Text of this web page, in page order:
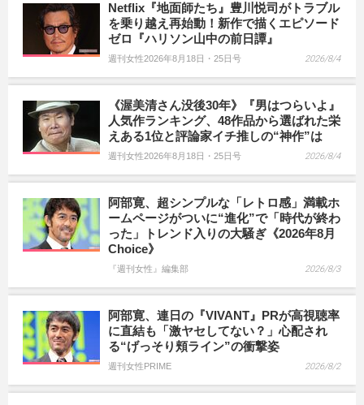
Netflix『地面師たち』豊川悦司がトラブル
を乗り越え再始動！新作で描くエピソード
ゼロ『ハリソン山中の前日譚』
週刊女性2026年8月18日・25日号 2026/8/4
《渥美清さん没後30年》『男はつらいよ』
人気作ランキング、48作品から選ばれた栄
えある1位と評論家イチ推しの“神作”は
週刊女性2026年8月18日・25日号 2026/8/4
阿部寛、超シンプルな「レトロ感」満載ホ
ームページがついに“進化”で「時代が終わ
った」トレンド入りの大騒ぎ《2026年8月
Choice》
『週刊女性』編集部 2026/8/3
阿部寛、連日の『VIVANT』PRが高視聴率
に直結も「激ヤセしてない？」心配され
る“げっそり頬ライン”の衝撃姿
週刊女性PRIME 2026/8/2